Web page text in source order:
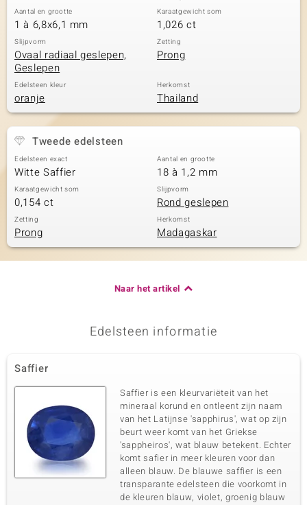
Aantal en grootte
1 à 6,8x6,1 mm
Karaatgewicht som
1,026 ct
Slijpvorm
Ovaal radiaal geslepen,
Geslepen
Zetting
Prong
Edelsteen kleur
oranje
Herkomst
Thailand
Tweede edelsteen
Edelsteen exact
Witte Saffier
Aantal en grootte
18 à 1,2 mm
Karaatgewicht som
0,154 ct
Slijpvorm
Rond geslepen
Zetting
Prong
Herkomst
Madagaskar
Naar het artikel
Edelsteen informatie
Saffier
Saffier is een kleurvariëteit van het
mineraal korund en ontleent zijn naam
van het Latijnse 'sapphirus', wat op zijn
beurt weer komt van het Griekse
'sappheiros', wat blauw betekent. Echter
komt safier in meer kleuren voor dan
alleen blauw. De blauwe saffier is een
transparante edelsteen die voorkomt in
de kleuren blauw, violet, groenig blauw